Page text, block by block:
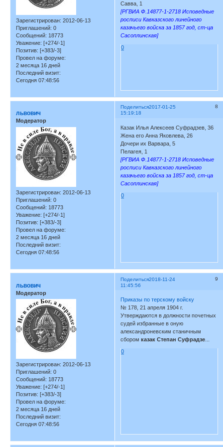
Зарегистрирован: 2012-06-13
Приглашений: 0
Сообщений: 18773
Уважение: [+274/-1]
Позитив: [+383/-3]
Провел на форуме:
2 месяца 16 дней
Последний визит:
Сегодня 07:48:56
Савва, 1
[РГВИА Ф.14877-1-2718 Исповедные
росписи Кавказского линейного
казачьего войска за 1857 год, ст-ца
Сасоплинская]
0
Поделиться 8
2017-01-25
15:19:18
львович
Модератор
Зарегистрирован: 2012-06-13
Приглашений: 0
Сообщений: 18773
Уважение: [+274/-1]
Позитив: [+383/-3]
Провел на форуме:
2 месяца 16 дней
Последний визит:
Сегодня 07:48:56
Казак Илья Алексеев Суфрадзев, 36
Жена его Анна Яковлева, 26
Дочери их Варвара, 5
Пелагея, 1
[РГВИА Ф.14877-1-2718 Исповедные
росписи Кавказского линейного
казачьего войска за 1857 год, ст-ца
Сасоплинская]
0
Поделиться 9
2018-11-24
11:45:56
львович
Модератор
Зарегистрирован: 2012-06-13
Приглашений: 0
Сообщений: 18773
Уважение: [+274/-1]
Позитив: [+383/-3]
Провел на форуме:
2 месяца 16 дней
Последний визит:
Сегодня 07:48:56
Приказы по терскому войску
№ 178, 21 апреля 1904 г.
Утверждаются в должности почетных
судей избранные в оную
александроневским станичным
сборомказак Степан Суфрадзе
0